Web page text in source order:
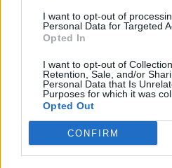
I want to opt-out of
Personal Data for Targeted
Opted In
I want to opt-out of
Retention, Sale, and/or
Personal Data that Is
Purposes for which it was
Opted Out
CONFIRM
Kard. Sarah: Obrzędów nie